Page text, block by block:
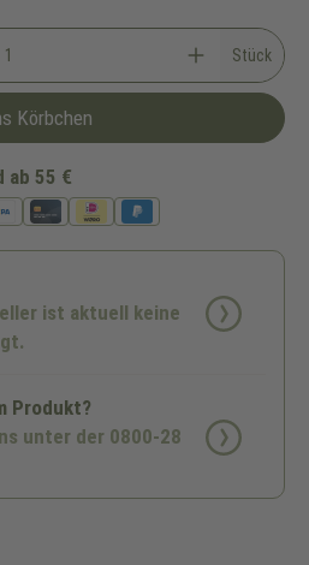
Stück
Körbchen
ab 55 €
ist aktuell keine
Produkt?
unter der 0800-28